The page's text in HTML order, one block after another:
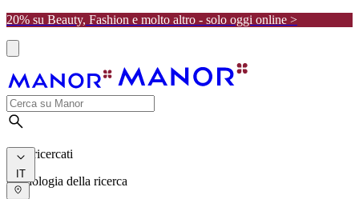
20% su Beauty, Fashion e molto altro - solo oggi online >
I più ricercati
Cronologia della ricerca
IT